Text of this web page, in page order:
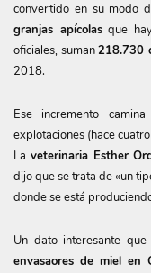
convertido en su modo
granjas apícolasque
oficiales, suman218.730
2018.
Ese incremento
explotaciones (hace
La veterinaria Esther
dijo que se trata de «un
donde se está
Un dato interesante
envasaores de miel en